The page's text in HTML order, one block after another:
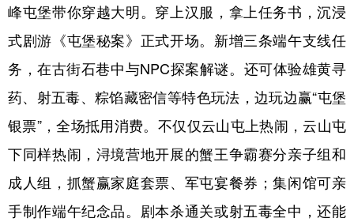
峰屯堡带你穿越大明。穿上汉服，拿上任务书，沉浸
式剧游《屯堡秘案》正式开场。新增三条端午支线任
务，在古街石巷中与NPC探案解谜。还可体验雄黄寻
药、射五毒、粽馅藏密信等特色玩法，边玩边赢“屯堡
银票”，全场抵用消费。不仅仅云山屯上热闹，云山屯
下同样热闹，浔境营地开展的蟹王争霸赛分亲子组和
成人组，抓蟹赢家庭套票、军屯宴餐券；集闲馆可亲
手制作端午纪念品。剧本杀通关或射五毒全中，还能